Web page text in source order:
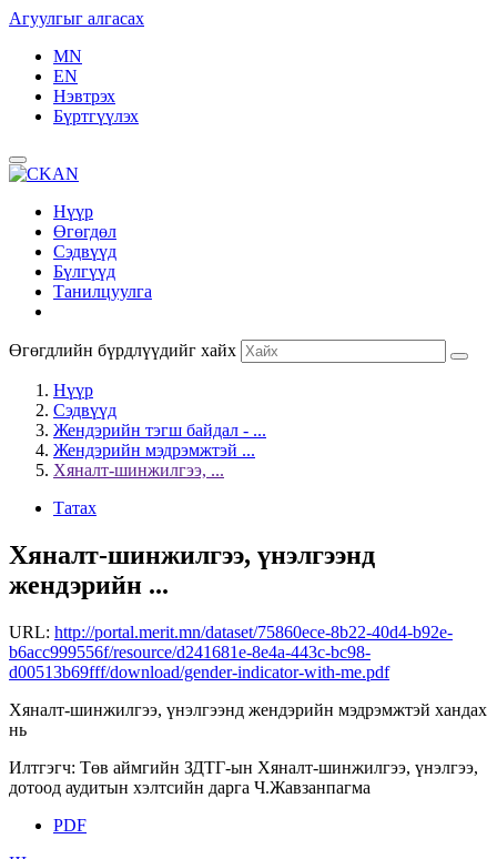
Агуулгыг алгасах
MN
EN
Нэвтрэх
Бүртгүүлэх
Нүүр
Өгөгдөл
Сэдвүүд
Бүлгүүд
Танилцуулга
Өгөгдлийн бүрдлүүдийг хайх
Нүүр
Сэдвүүд
Жендэрийн тэгш байдал - ...
Жендэрийн мэдрэмжтэй ...
Хяналт-шинжилгээ, ...
Татах
Хяналт-шинжилгээ, үнэлгээнд
жендэрийн ...
URL: http://portal.merit.mn/dataset/75860ece-8b22-40d4-b92e-
b6acc999556f/resource/d241681e-8e4a-443c-bc98-
d00513b69fff/download/gender-indicator-with-me.pdf
Хяналт-шинжилгээ, үнэлгээнд жендэрийн мэдрэмжтэй хандах
нь
Илтгэгч: Төв аймгийн ЗДТГ-ын Хяналт-шинжилгээ, үнэлгээ,
дотоод аудитын хэлтсийн дарга Ч.Жавзанпагма
PDF